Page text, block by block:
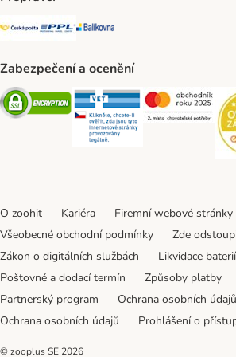
Česká pošta Shipping Method
PPL Shipping Method
Balíkovna Shipping
Zabezpečení a ocenění
Security Security
O zoohit Kariéra Firemní webové stránky
Všeobecné obchodní podmínky
Zde
Zákon o digitálních službách
Likvidace baterií
Poštovné a dodací termín
Způsoby platby
Partnerský program
Ochrana osobních údajů
Ochrana osobních údajů
Prohlášení o
© zooplus SE 2026